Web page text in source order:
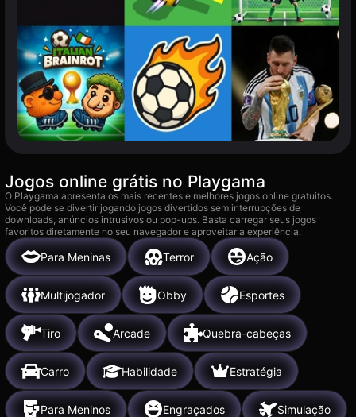
Jogos online grátis no Playgama
O Playgama apresenta os mais recentes e melhores jogos online gratuitos.
Você pode se divertir jogando jogos divertidos sem interrupções de
downloads, anúncios intrusivos ou pop-ups. Basta carregar seus jogos
favoritos diretamente no seu navegador e aproveitar a experiência.
Para Meninas Terror Ação
Multijogador Obby Esportes
Tiro Arcade Quebra-cabeças
Carro Habilidade Estratégia
Para Meninos Engraçados Simulação